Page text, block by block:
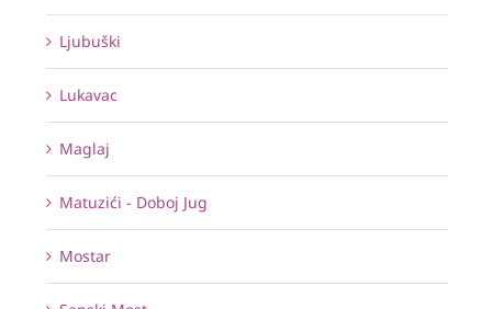
Ljubuški
Lukavac
Maglaj
Matuzići - Doboj Jug
Mostar